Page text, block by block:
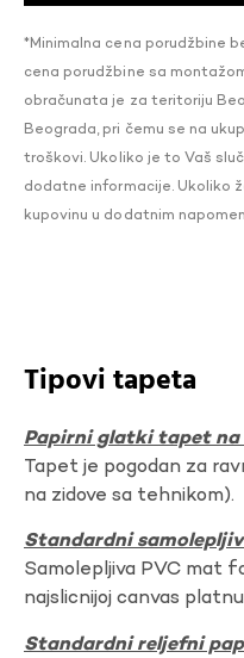
*Minimalna cena porudžbine
cena porudžbine sa
obračunata je za teritoriju
Beograda, pri čemu se na
troškovi. Ukoliko je to Vaš
dodatne informacije. Ukoliko
kupovinu u dodatnim
Tipovi tapeta
Papirni glatki tapet na
Tapet je pogodan za
na zidove sa tehnikom).
Standardni
Samolepljiva PVC mat
najslicnijoj canvas
Standardni reljefni